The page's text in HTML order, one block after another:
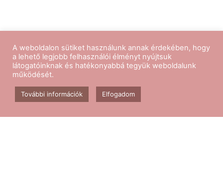
Kövess minket
A weboldalon sütiket használunk annak érdekében, hogy
a lehető legjobb felhasználói élményt nyújtsuk
látogatóinknak és hatékonyabbá tegyük weboldalunk
működését.
További információk Elfogadom